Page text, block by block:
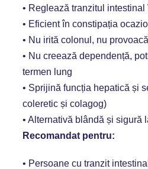
• Reglează tranzitul intestinal
• Eficientîn constipația
• Nu irită colonul, nu
• Nu creează dependență,
termen lung
• Sprijină funcția hepatică și
coleretic și colagog)
• Alternativă bl ândă și sigură
Recomandat pentru:
• Persoane cu tranzit